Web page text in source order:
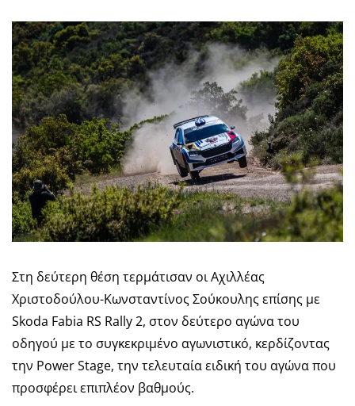
Στη δεύτερη θέση τερμάτισαν οι Αχιλλέας
Χριστοδούλου-Κωνσταντίνος Σούκουλης επίσης με
Skoda Fabia RS Rally 2, στον δεύτερο αγώνα του
οδηγού με το συγκεκριμένο αγωνιστικό, κερδίζοντας
την Power Stage, την τελευταία ειδική του αγώνα που
προσφέρει επιπλέον βαθμούς.